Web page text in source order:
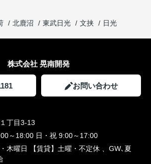
北鹿沼 東武日光 文挟 日光
株式会社 晃南開発
お問い合わせ
丁目3-13
～18:00 日・祝 9:00～17:00
・木曜日 【賃貸】土曜・不定休 、GW､夏